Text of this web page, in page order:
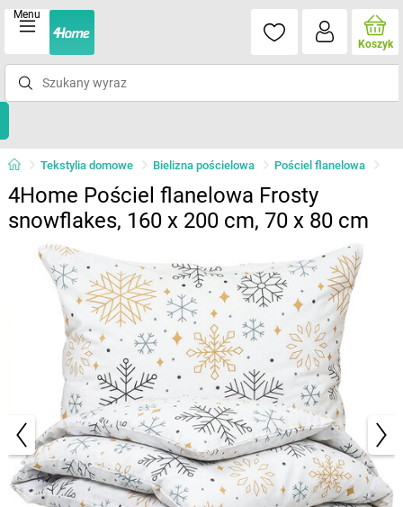
Menu
Koszyk
Tekstylia domowe Bielizna pościelowa Pościel flanelowa
4Home Pościel flanelowa Frosty
snowflakes, 160 x 200 cm, 70 x 80 cm